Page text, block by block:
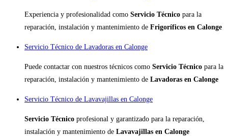
Experiencia y profesionalidad como Servicio Técnico para la
reparación, instalación y mantenimiento de Frigoríficos en Calonge
Servicio Técnico de Lavadoras en Calonge
Puede contactar con nuestros técnicos como Servicio Técnico para la
reparación, instalación y mantenimiento de Lavadoras en Calonge
Servicio Técnico de Lavavajillas en Calonge
Servicio Técnico profesional y garantizado para la reparación,
instalación y mantenimiento de Lavavajillas en Calonge